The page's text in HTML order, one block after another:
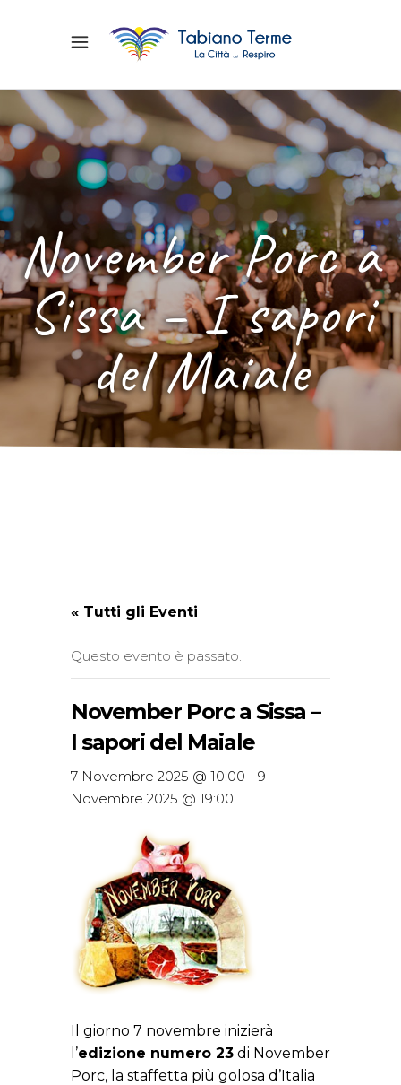
November Porc a
Sissa – I sapori
del Maiale
« Tutti gli Eventi
Questo evento è passato.
November Porc a Sissa –
I sapori del Maiale
7 Novembre 2025 @ 10:00 - 9
Novembre 2025 @ 19:00
Il giorno 7 novembre inizierà
l’edizione numero 23 di November
Porc, la staffetta più golosa d’Italia